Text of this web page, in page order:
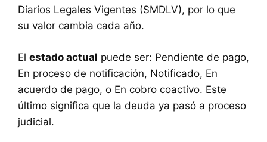
Diarios Legales Vigentes (SMDLV), por lo que
su valor cambia cada año.
El estado actual puede ser: Pendiente de pago,
En proceso de notificación, Notificado, En
acuerdo de pago, o En cobro coactivo. Este
último significa que la deuda ya pasó a proceso
judicial.